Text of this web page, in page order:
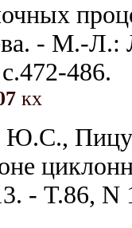
- М.-Л.:
486.
кх
Ю.С.,
- Т.86, N